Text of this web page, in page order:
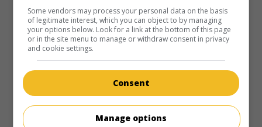
allemand.
Durée: 96 min.
au cinéma sur mes écrans
Some vendors may process your personal data on the basis
of legitimate interest, which you can object to by managing
your options below. Look for a link at the bottom of this page
or in the site menu to manage or withdraw consent in privacy
and cookie settings.
Consent
Manage options